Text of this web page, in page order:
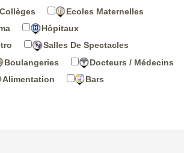
Collèges
Ecoles Maternelles
Hôpitaux
Salles De Spectacles
Boulangeries
Docteurs / Médecins
Alimentation
Bars